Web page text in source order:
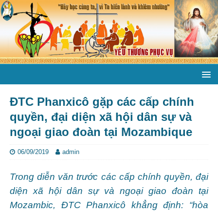
ĐTC Phanxicô gặp các cấp chính
quyền, đại diện xã hội dân sự và
ngoại giao đoàn tại Mozambique
06/09/2019 admin
Trong diễn văn trước các cấp chính quyền, đại
diện xã hội dân sự và ngoại giao đoàn tại
Mozambic, ĐTC Phanxicô khẳng định: “hòa